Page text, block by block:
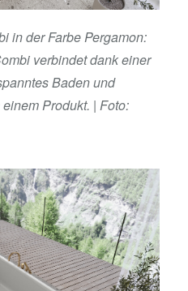
in der Farbe Pergamon:
verbindet dank einer
Baden und
Produkt. | Foto: